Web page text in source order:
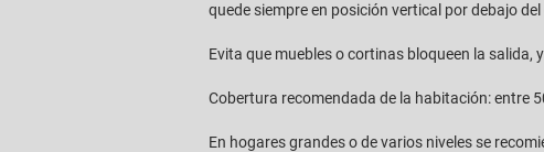
quede siempre en posición vertical por debajo
Evita que muebles o cortinas bloqueen la
Cobertura recomendada de la habitación: entre
En hogares grandes o de varios niveles se